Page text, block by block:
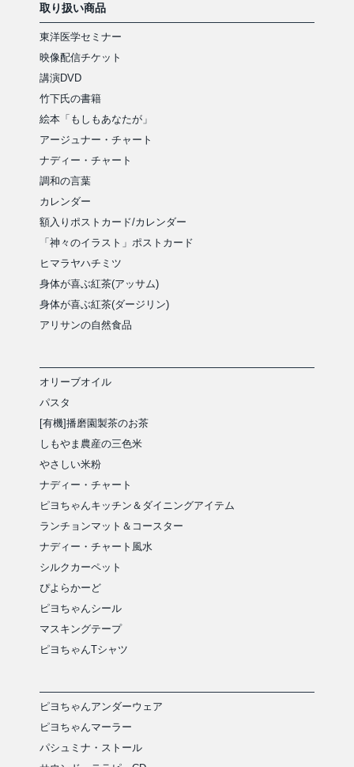
取り扱い商品
東洋医学セミナー
映像配信チケット
講演DVD
竹下氏の書籍
絵本「もしもあなたが」
アージュナー・チャート
ナディー・チャート
調和の言葉
カレンダー
額入りポストカード/カレンダー
「神々のイラスト」ポストカード
ヒマラヤハチミツ
身体が喜ぶ紅茶(アッサム)
身体が喜ぶ紅茶(ダージリン)
アリサンの自然食品
オリーブオイル
パスタ
[有機]播磨園製茶のお茶
しもやま農産の三色米
やさしい米粉
ナディー・チャート
ピヨちゃんキッチン＆ダイニングアイテム
ランチョンマット＆コースター
ナディー・チャート風水
シルクカーペット
ぴよらかーど
ピヨちゃんシール
マスキングテープ
ピヨちゃんTシャツ
ピヨちゃんアンダーウェア
ピヨちゃんマーラー
パシュミナ・ストール